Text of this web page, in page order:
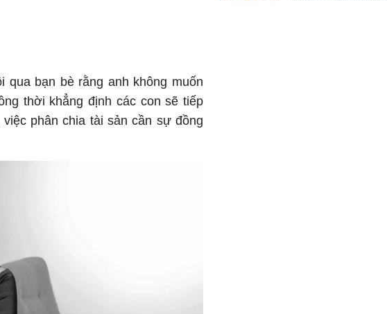
qua bạn bè rằng anh không muốn
thời khẳng định các con sẽ tiếp
phân chia tài sản cần sự đồng